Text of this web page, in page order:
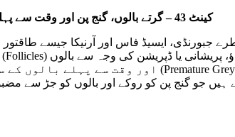
کینٹ 43 – گرتے بالوں، گنج پن اور وقت سے پہلے سفید بالوں کا ہومیوپیتھک حل